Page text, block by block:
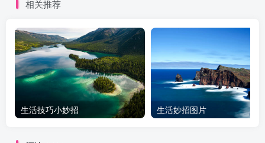
相关推荐
生活技巧小妙招 生活妙招图片